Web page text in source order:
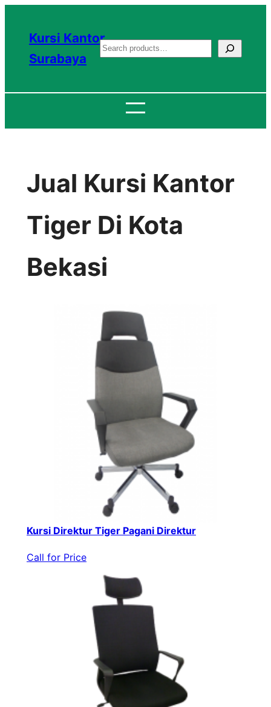
konten
Kursi Kantor
Surabaya
S
a
c
Jual Kursi Kantor
Tiger Di Kota
Bekasi
Kursi Direktur Tiger Pagani Direktur
Call for Price